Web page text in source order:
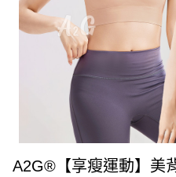
A2G®【享瘦運動】美